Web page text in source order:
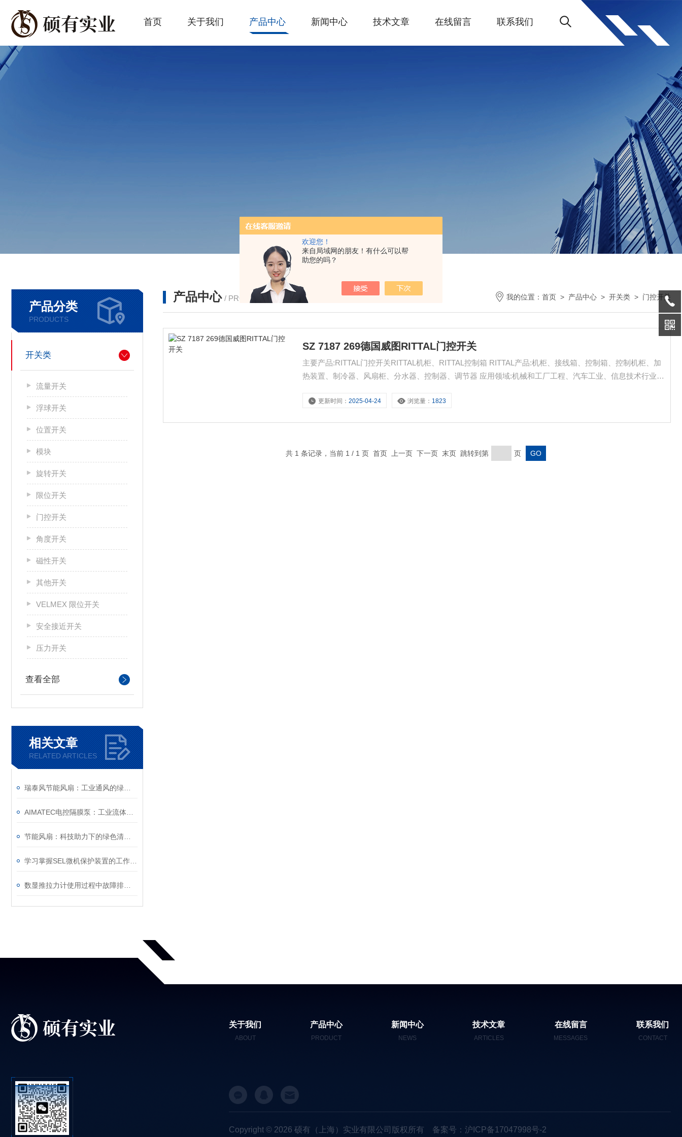
欢迎您！
来自局域网的朋友！有什么可以帮
助您的吗？
首页 关于我们 产品中心 新闻中心 技术文章 在线留言 联系我们
产品分类
PRODUCTS
开关类
流量开关
浮球开关
位置开关
模块
旋转开关
限位开关
门控开关
角度开关
磁性开关
其他开关
VELMEX 限位开关
安全接近开关
压力开关
查看全部
相关文章
RELATED ARTICLES
产品中心 / PRODUCTS 我的位置： 首页 > 产品中心 > 开关类 > 门控开关
SZ 7187 269德国威图RITTAL门控开关
主要产品:RITTAL门控开关RITTAL机柜、RITTAL控制箱 RITTAL产品:机柜、接线箱、控制箱、控制机柜、加
热装置、制冷器、风扇柜、分水器、控制器、调节器 应用领域:机械和工厂工程、汽车工业、信息技术行业
更新时间：2025-04-24 浏览量： 1823
共 1 条记录，当前 1 / 1 页 首页 上一页 下一页 末页 跳转到第 页
关于我们
ABOUT
产品中心
PRODUCT
新闻中心
NEWS
技术文章
ARTICLES
在线留言
MESSAGES
联系我们
CONTACT
Copyright © 2026 硕有（上海）实业有限公司版权所有 备案号：沪ICP备17047998号-2